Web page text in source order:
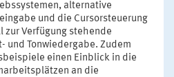
alternative
und die Cursorsteuerung
Verfügung stehende
und Tonwiedergabe. Zudem
einen Einblick in die
an die